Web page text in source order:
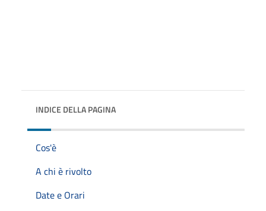
INDICE DELLA PAGINA
Cos'è
A chi è rivolto
Date e Orari